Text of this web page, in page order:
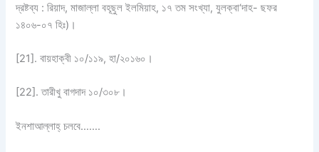
দ্রষ্টব্য : রিয়াদ, মাজাল্লা বহূছুল ইলমিয়াহ, ১৭ তম সংখ্যা, যুলক্বা‘দাহ- ছফর
১৪০৬-০৭ হিঃ)।
[21]. বায়হাক্বী ১০/১১৯, হা/২০১৬০।
[22]. তারীখু বাগদাদ ১০/৩০৮।
ইনশাআল্লাহ্‌ চলবে…….